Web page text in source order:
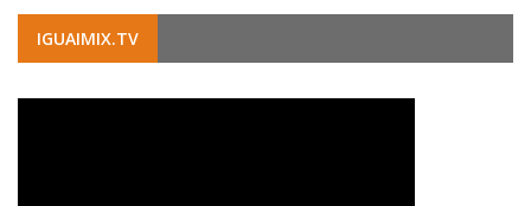
IGUAIMIX.TV